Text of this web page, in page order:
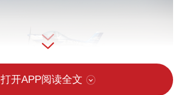
打开APP阅读全文